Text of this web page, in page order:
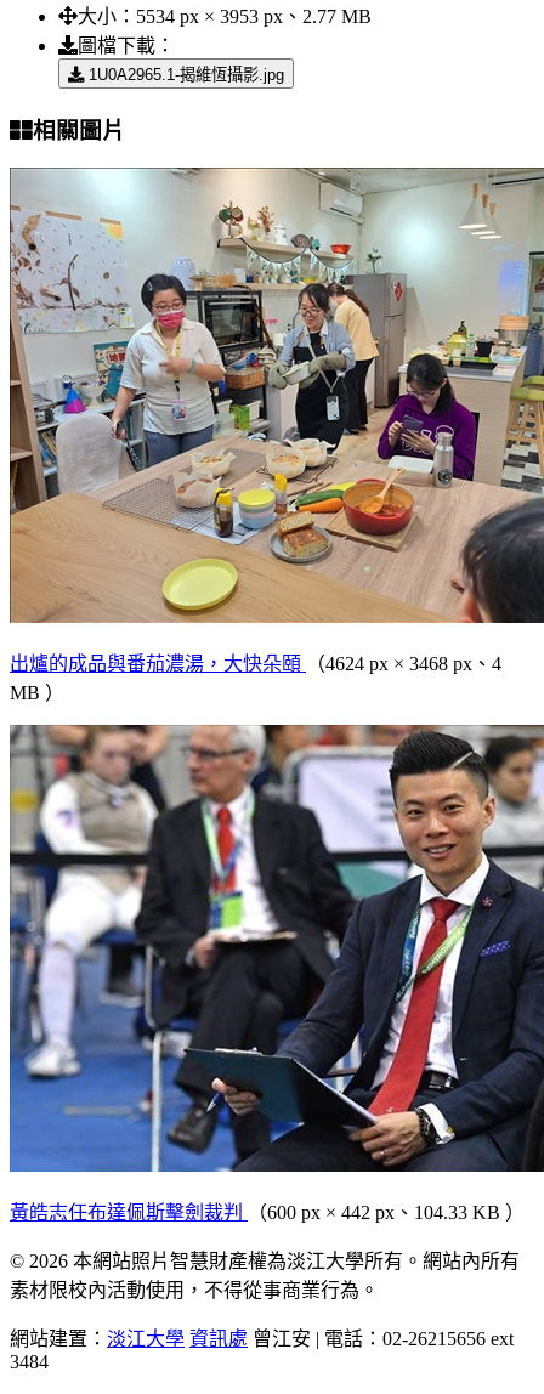
大小： 5534 px × 3953 px、2.77 MB
圖檔下載：
1U0A2965.1-揭維恆攝影.jpg
相關圖片
出爐的成品與番茄濃湯，大快朵頤
（4624 px × 3468 px、4
MB ）
黃皓志任布達佩斯擊劍裁判 （600 px × 442 px、104.33 KB ）
© 2026 本網站照片智慧財產權為淡江大學所有。網站內所有
素材限校內活動使用，不得從事商業行為。
網站建置： 淡江大學 資訊處 曾江安 | 電話：02-26215656 ext
3484